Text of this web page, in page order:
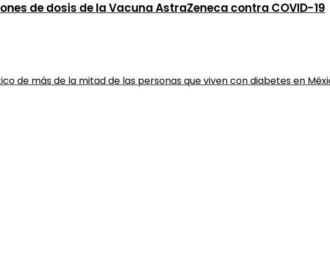
de dosis de la Vacuna AstraZeneca contra COVID-19
de más de la mitad de las personas que viven con diabetes en